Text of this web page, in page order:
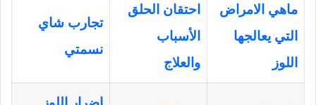
ماهي الامراض
التي يعالجها
اللوز
احتقان الحلق
الأسباب
والعلاج
تجارب شاي
نسمتي